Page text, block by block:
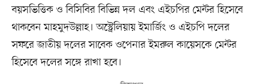
বয়সভিত্তিক ও বিসিবির বিভিন্ন দল এবং এইচপির মেন্টর হিসেবে
থাকবেন মাহমুদউল্লাহ। অস্ট্রেলিয়ায় ইমার্জিং ও এইচপি দলের
সফরে জাতীয় দলের সাবেক ওপেনার ইমরুল কায়েসকে মেন্টর
হিসেবে দলের সঙ্গে রাখা হবে।